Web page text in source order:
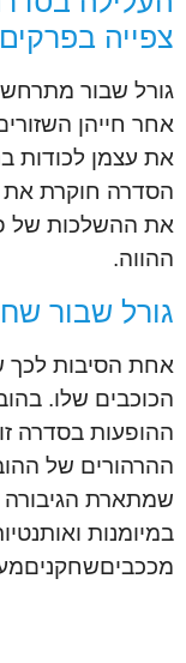
צפייה בפרקים
גורל שבור
אחר חייהן
את עצמן לכודות
הסדרה חוקרת את
את ההשלכות של
ההווה.
גורל שבור
אחת הסיבות לכך
הכוכבים שלו.
ההופעות בסדרה
ההרהורים של
שמתארת הגיבורה
במיומנות